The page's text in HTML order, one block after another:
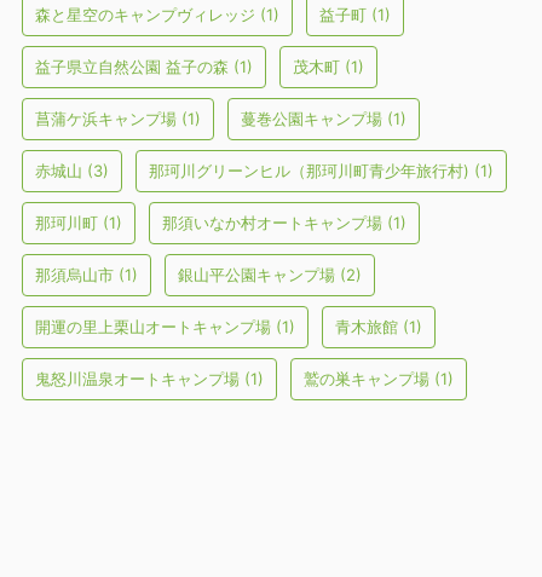
森と星空のキャンプヴィレッジ (1) 益子町 (1)
益子県立自然公園 益子の森 (1) 茂木町 (1)
菖蒲ケ浜キャンプ場 (1) 蔓巻公園キャンプ場 (1)
赤城山 (3) 那珂川グリーンヒル（那珂川町青少年旅行村) (1)
那珂川町 (1) 那須いなか村オートキャンプ場 (1)
那須烏山市 (1) 銀山平公園キャンプ場 (2)
開運の里上栗山オートキャンプ場 (1) 青木旅館 (1)
鬼怒川温泉オートキャンプ場 (1) 鷲の巣キャンプ場 (1)